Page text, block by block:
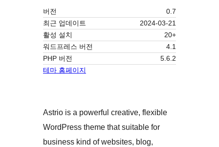
버전
0.7
최근 업데이트
2024-03-21
활성 설치
20+
워드프레스 버전
4.1
PHP 버전
5.6.2
테마 홈페이지
Astrio is a powerful creative, flexible
WordPress theme that suitable for
business kind of websites, blog,